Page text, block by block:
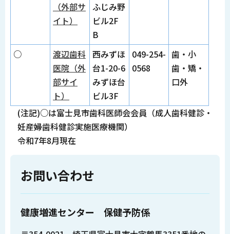
（外部サ
イト）
ふじみ野
ビル2F
B
○
渡辺歯科
医院（外
部サイ
ト）
西みずほ
台1-20-6
みずほ台
ビル3F
049-254-
0568
歯・小
歯・矯・
口外
(注記)○は富士見市歯科医師会会員（成人歯科健診・
妊産婦歯科健診実施医療機関）
令和7年8月現在
お問い合わせ
健康増進センター 保健予防係